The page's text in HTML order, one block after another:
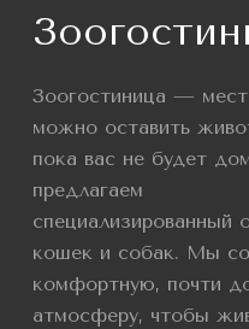
Зоогостиница —
можно оставить
пока вас не будет
предлагаем
специализированный
кошек и собак. Мы
комфортную, почти
атмосферу, чтобы